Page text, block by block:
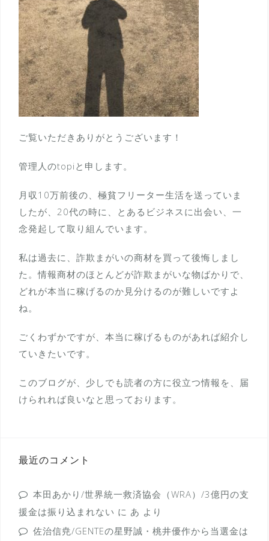
ご覧いただきありがとうございます！
管理人のtopiと申します。
月収10万前後の、極貧フリーター生活を送っていま
したが、20代の時に、とあるビジネスに出会い、一
念発起して取り組んでいます。
私は過去に、詐欺まがいの商材を買って後悔しまし
た。情報商材のほとんどが詐欺まがいな物ばかりで、
どれが本当に稼げるのか見分けるのが難しいですよ
ね。
ごくわずかですが、本当に稼げるものがあれば紹介し
ていきたいです。
このブログが、少しでも読者の方に役立つ情報を、届
けられれば良いなと思っております。
最近のコメント
本田あかり/世界統一救済協会（WRA）/3億円の支
援金は振り込まれない に あ より
佐治信尭/GENTEの星野誠・桃井優作から当選金は